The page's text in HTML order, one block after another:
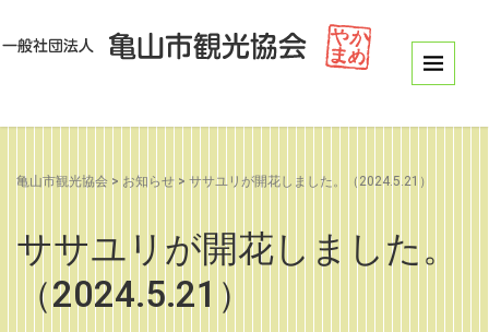
亀山市観光協会 > お知らせ > ササユリが開花しました。（2024.5.21）
ササユリが開花しました。
（2024.5.21）